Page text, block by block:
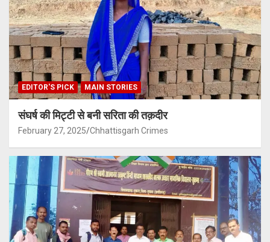
EDITOR'S PICK MAIN STORIES
संघर्ष की मिट्टी से बनी सरिता की तक़दीर
February 27, 2025 Chhattisgarh Crimes